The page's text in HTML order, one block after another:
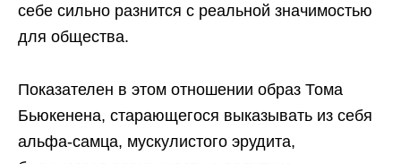
себе сильно разнится с реальной значимостью
для общества.
Показателен в этом отношении образ Тома
Бьюкенена, старающегося выказывать из себя
альфа-самца, мускулистого эрудита,